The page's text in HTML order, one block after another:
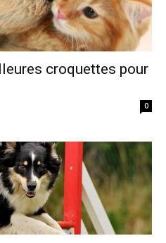
croquettes pour
0